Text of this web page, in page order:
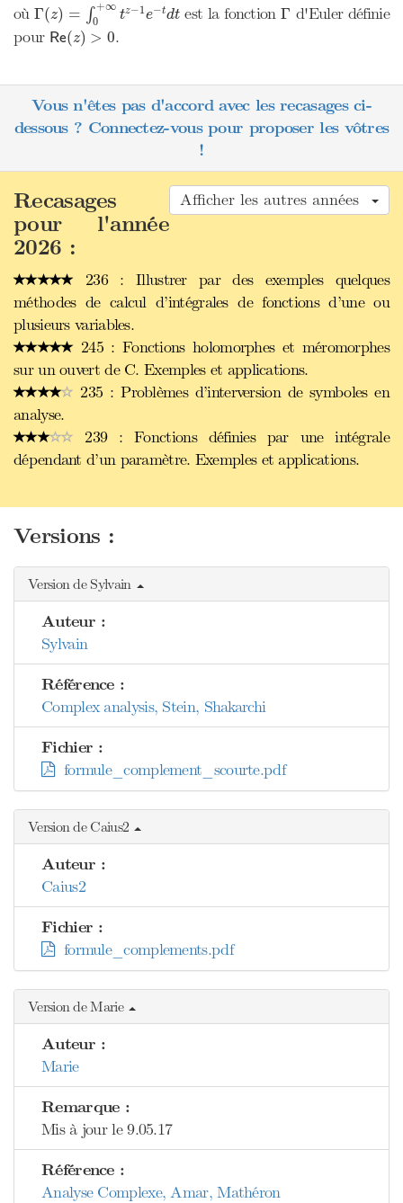
oùΓ(z) = ∫ +∞
0
tz−1e−tdtest la fonctionΓ
Γ d'Euler définie
pour Re(z) > 0
R ( z)> 0 .
Vous n'êtes pas d'accord avec les recasages ci-
dessous ? Connectez-vous pour proposer les vôtres
!
Afficher les autres années
Recasages
pour l'année
2026 :
236 : Illustrer par des exemples quelques
méthodes de calcul d’intégrales de fonctions d’une ou
plusieurs variables.
245 : Fonctions holomorphes et méromorphes
sur un ouvert de C. Exemples et applications.
235 : Problèmes d’interversion de symboles en
analyse.
239 : Fonctions définies par une intégrale
dépendant d’un paramètre. Exemples et applications.
Versions :
Version de Sylvain
Auteur :
Sylvain
Référence :
Complex analysis, Stein, Shakarchi
Fichier :
formule_complement_scourte.pdf
Version de Caius2
Auteur :
Caius2
Fichier :
formule_complements.pdf
Version de Marie
Auteur :
Marie
Remarque :
Mis à jour le 9.05.17
Référence :
Analyse Complexe, Amar, Mathéron